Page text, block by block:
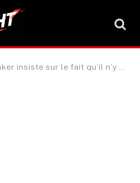
qu’il n’y a pas de pression avant le match revanche contre Liam Cameron.